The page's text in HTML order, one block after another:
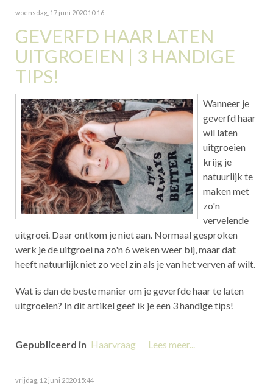
woensdag, 17 juni 2020 10:16
GEVERFD HAAR LATEN
UITGROEIEN | 3 HANDIGE
TIPS!
Wanneer je
geverfd haar
wil laten
uitgroeien
krijg je
natuurlijk te
maken met
zo'n
vervelende
uitgroei. Daar ontkom je niet aan. Normaal gesproken
werk je de uitgroei na zo'n 6 weken weer bij, maar dat
heeft natuurlijk niet zo veel zin als je van het verven af wilt.
Wat is dan de beste manier om je geverfde haar te laten
uitgroeien? In dit artikel geef ik je een 3 handige tips!
Gepubliceerd in Haarvraag Lees meer...
vrijdag, 12 juni 2020 15:44